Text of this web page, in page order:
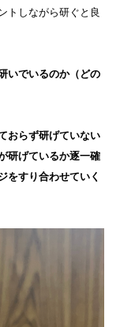
トしながら研ぐと良
いでいるのか（どの
おらず研げていない
研げているか逐一確
をすり合わせていく